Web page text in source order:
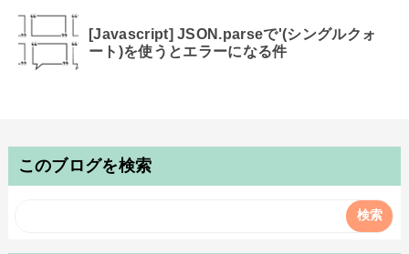
[Javascript] JSON.parseで'(シングルクォ
ート)を使うとエラーになる件
このブログを検索